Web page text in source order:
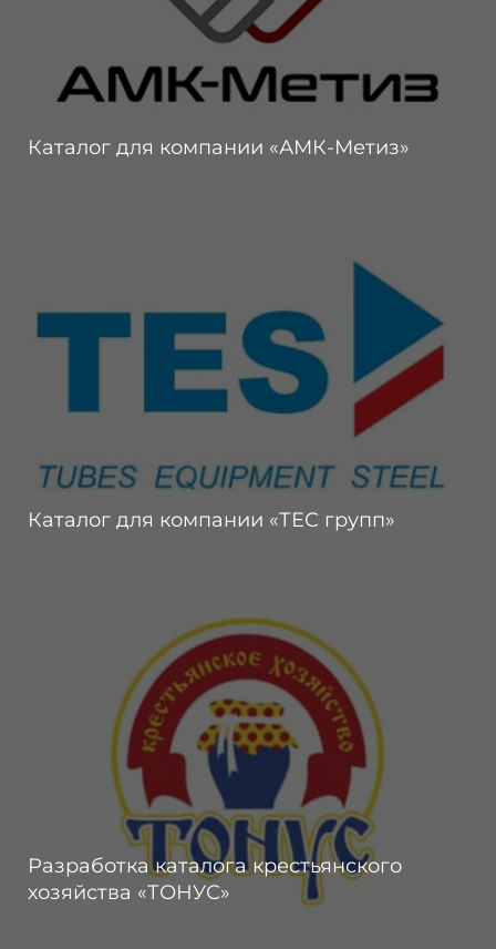
Каталог для компании «АМК-Метиз»
Каталог для компании «ТЕС групп»
Разработка каталога крестьянского
хозяйства «ТОНУС»